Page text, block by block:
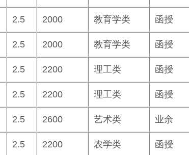
2.5 2000 教育学类 函授
2.5 2000 教育学类 函授
2.5 2200 理工类 函授
2.5 2200 理工类 函授
2.5 2600 艺术类 业余
2.5 2200 农学类 函授